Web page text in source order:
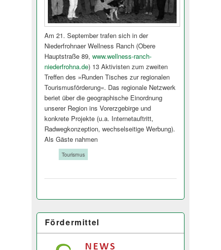
Am 21. September trafen sich in der
Niederfrohnaer Wellness Ranch (Obere
Hauptstraße 89, www.wellness-ranch-
niederfrohna.de) 13 Aktivisten zum zweiten
Treffen des »Runden Tisches zur regionalen
Tourismusförde­rung«. Das regionale Netzwerk
beriet über die geographische Einordnung
unserer Region ins Vorerzgebirge und
konkrete Projekte (u.a. Internetauftritt,
Radwegkonzeption, wechselseitige Werbung).
Als Gäste nahmen
Tourismus
Fördermittel